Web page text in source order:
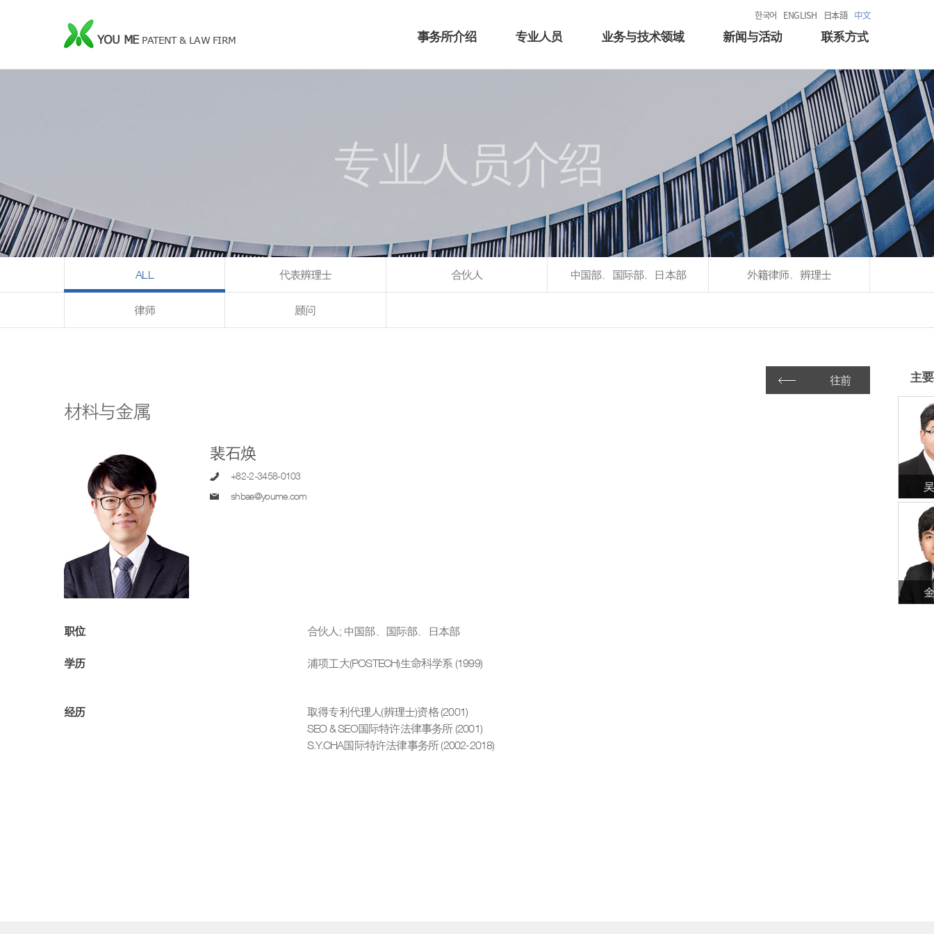
YOU ME PATENT & LAW FIRM
한국어 ENGLISH 日本語 中文
事务所介绍 专业人员 业务与技术领域 新闻与活动 联系方式
专业人员介绍
ALL 代表辨理士 合伙人 中国部、国际部、日本部 外籍律师、辨理士
律师 顾问
材料与金属
裴石焕
+82-2-3458-0103
shbae@youme.com
职位 合伙人 ; 中国部、国际部、日本部
学历 浦项工大(POSTECH)生命科学系 (1999)
经历
取得专利代理人(辨理士)资格 (2001)
SEO & SEO国际特许法律事务所 (2001)
S.Y.CHA国际特许法律事务所 (2002-2018)
往前 主